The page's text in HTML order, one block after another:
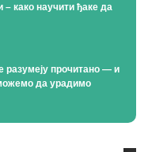
како научити ђаке да
разумеју прочитано — и
да урадимо